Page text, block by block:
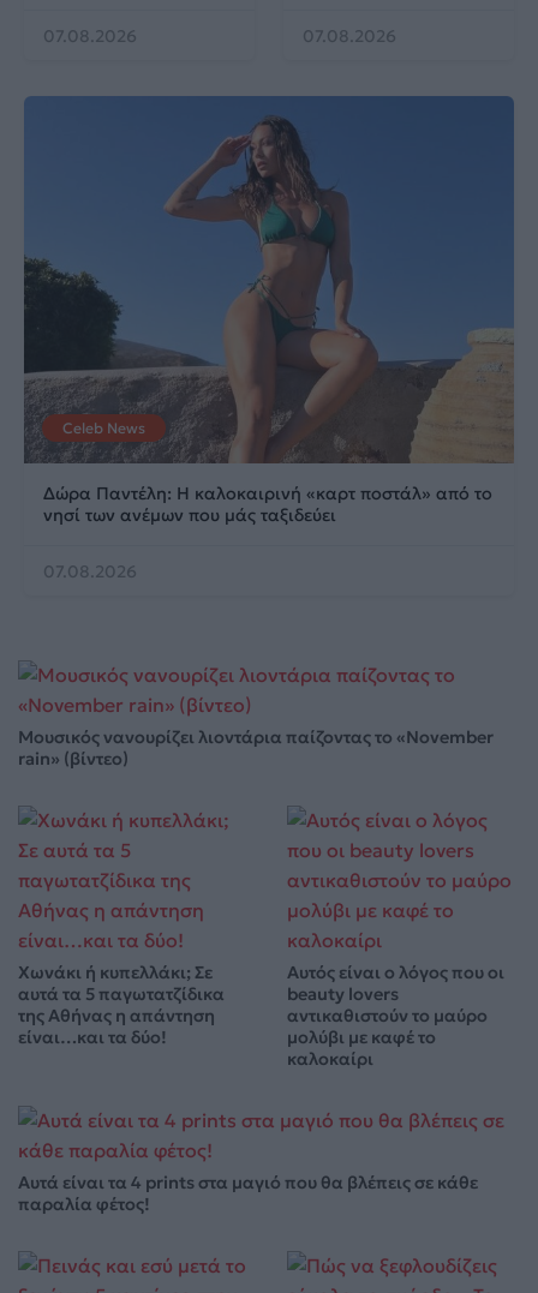
07.08.2026 07.08.2026
Celeb News
Δώρα Παντέλη: Η καλοκαιρινή «καρτ ποστάλ» από το
νησί των ανέμων που μάς ταξιδεύει
07.08.2026
Μουσικός νανουρίζει λιοντάρια παίζοντας το «November
rain» (βίντεο)
Χωνάκι ή κυπελλάκι; Σε
αυτά τα 5 παγωτατζίδικα
της Αθήνας η απάντηση
είναι…και τα δύο!
Αυτός είναι ο λόγος που οι
beauty lovers
αντικαθιστούν το μαύρο
μολύβι με καφέ το
καλοκαίρι
Αυτά είναι τα 4 prints στα μαγιό που θα βλέπεις σε κάθε
παραλία φέτος!